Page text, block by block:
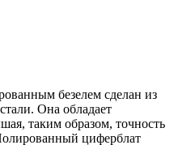
безелем сделан из
Она обладает
таким образом, точность
циферблат